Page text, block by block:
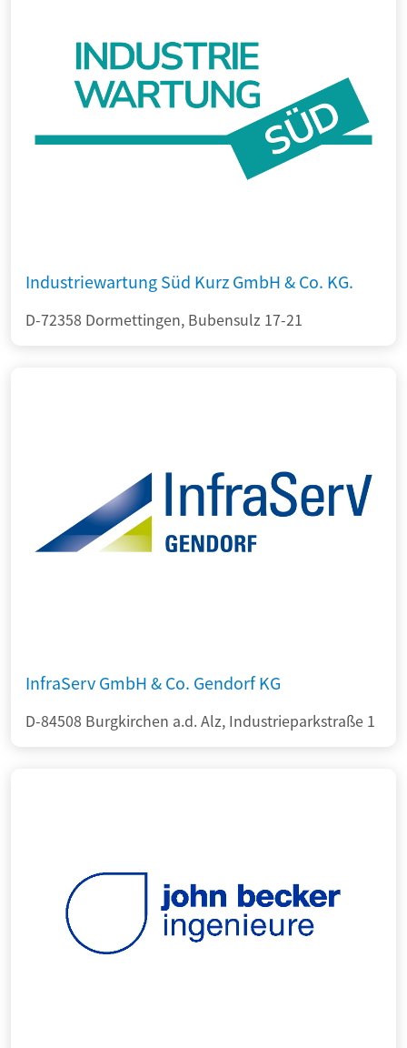
Industriewartung Süd Kurz GmbH & Co. KG.
D-72358 Dormettingen, Bubensulz 17-21
InfraServ GmbH & Co. Gendorf KG
D-84508 Burgkirchen a.d. Alz, Industrieparkstraße 1